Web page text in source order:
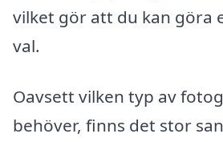
vilket gör att du kan göra
val.
Oavsett vilken typ av
behöver, finns det stor